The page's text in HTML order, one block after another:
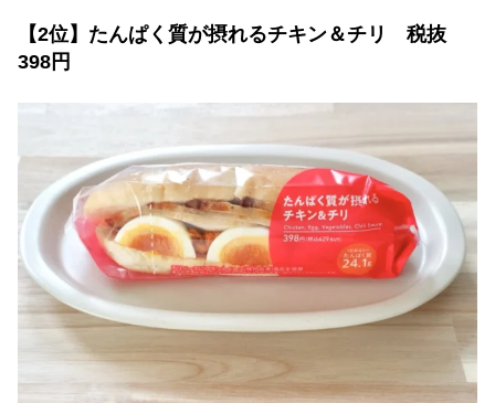
【2位】たんぱく質が摂れるチキン＆チリ 税抜
398円